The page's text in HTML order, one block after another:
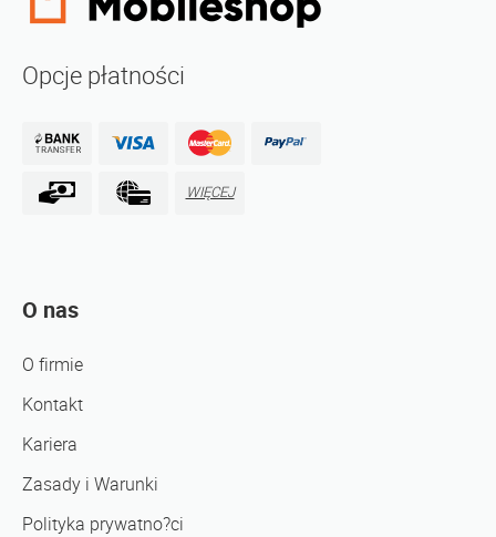
Opcje płatności
WIĘCEJ
O nas
O firmie
Kontakt
Kariera
Zasady i Warunki
Polityka prywatno?ci